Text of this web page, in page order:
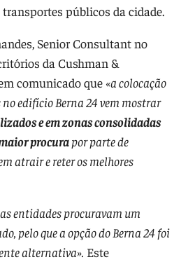
públicos da cidade.
Senior Consultant no
da Cushman &
comunicado que «a colocação
edifício Berna 24 vem mostrar
e em zonas consolidadas
procurapor parte de
atrair e reter os melhores
entidades procuravam um
pelo que a opção do Berna 24 foi
alternativa». Este